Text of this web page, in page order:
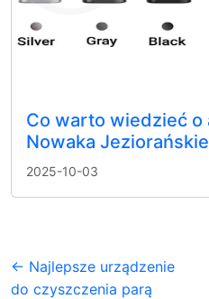
Co warto wiedzieć o
Nowaka
2025-10-03
← Najlepsze urządzenie
do czyszczenia parą